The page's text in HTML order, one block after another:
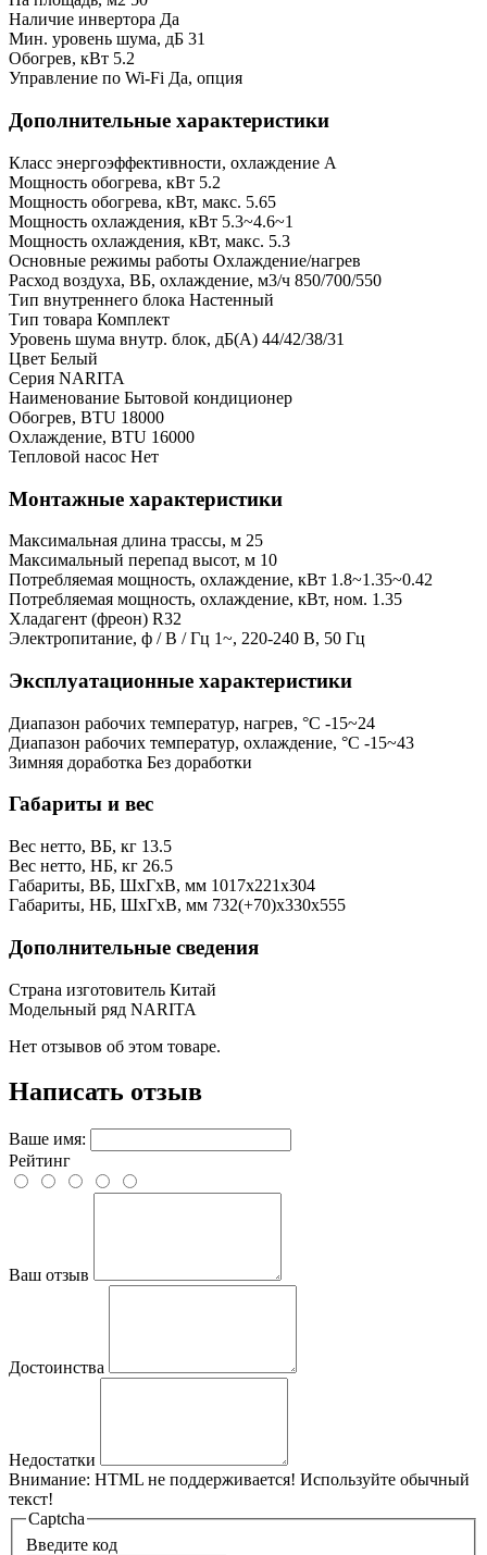
Наличие инвертора Да
Мин. уровень шума, дБ 31
Обогрев, кВт 5.2
Управление по Wi-Fi Да, опция
Дополнительные характеристики
Класс энергоэффективности, охлаждение A
Мощность обогрева, кВт 5.2
Мощность обогрева, кВт, макс. 5.65
Мощность охлаждения, кВт 5.3~4.6~1
Мощность охлаждения, кВт, макс. 5.3
Основные режимы работы Охлаждение/нагрев
Расход воздуха, ВБ, охлаждение, м3/ч 850/700/550
Тип внутреннего блока Настенный
Тип товара Комплект
Уровень шума внутр. блок, дБ(А) 44/42/38/31
Цвет Белый
Серия NARITA
Наименование Бытовой кондиционер
Обогрев, BTU 18000
Охлаждение, BTU 16000
Тепловой насос Нет
Монтажные характеристики
Максимальная длина трассы, м 25
Максимальный перепад высот, м 10
Потребляемая мощность, охлаждение, кВт 1.8~1.35~0.42
Потребляемая мощность, охлаждение, кВт, ном. 1.35
Хладагент (фреон) R32
Электропитание, ф / В / Гц 1~, 220-240 В, 50 Гц
Эксплуатационные характеристики
Диапазон рабочих температур, нагрев, °C -15~24
Диапазон рабочих температур, охлаждение, °C -15~43
Зимняя доработка Без доработки
Габариты и вес
Вес нетто, ВБ, кг 13.5
Вес нетто, НБ, кг 26.5
Габариты, ВБ, ШхГхВ, мм 1017x221x304
Габариты, НБ, ШхГхВ, мм 732(+70)x330x555
Дополнительные сведения
Страна изготовитель Китай
Модельный ряд NARITA
Нет отзывов об этом товаре.
Написать отзыв
Ваше имя:
Рейтинг
Ваш отзыв
Достоинства
Недостатки
Внимание: HTML не поддерживается! Используйте обычный
текст!
Captcha
Введите код